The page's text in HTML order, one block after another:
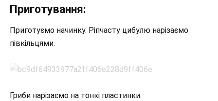
Приготування:
Приготуємо начинку. Ріпчасту цибулю нарізаємо
півкільцями.
Гриби нарізаємо на тонкі пластинки.